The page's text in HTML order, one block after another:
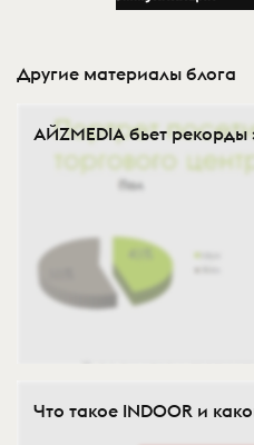
Другие материалы блога
AЙZMEDIA бьет
Что такое INDOOR и